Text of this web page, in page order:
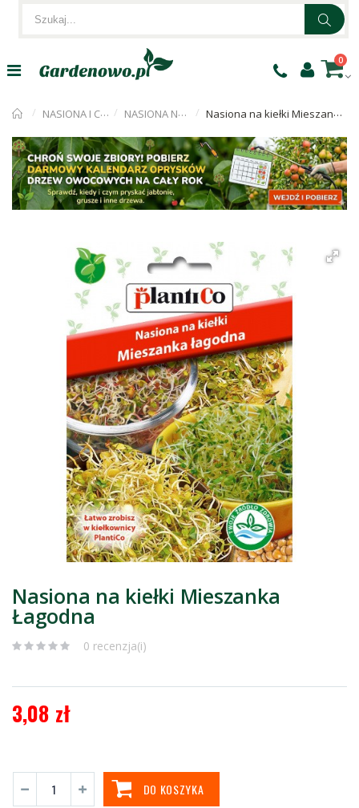
0
NASIONA I CEBULKI NASIONA NA KIEŁKI Nasiona na kiełki Mieszanka Łagodna
Nasiona na kiełki Mieszanka
Łagodna
0 recenzja(i)
3,08 zł
DO KOSZYKA